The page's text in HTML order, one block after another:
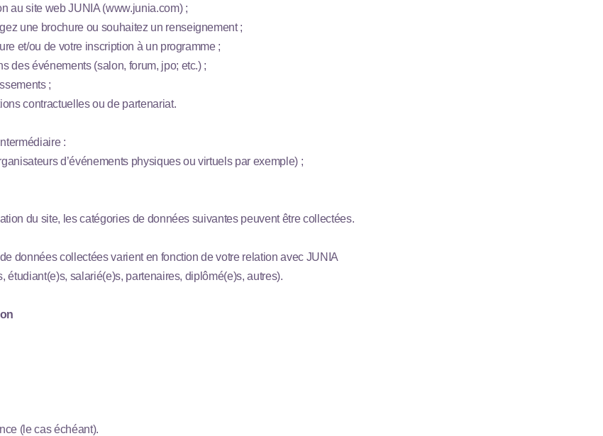
au site web JUNIA (www.junia.com) ;
une brochure ou souhaitez un renseignement ;
et/ou de votre inscription à un programme ;
des événements (salon, forum, jpo; etc.) ;
;
contractuelles ou de partenariat.
:
d’événements physiques ou virtuels par exemple) ;
du site, les catégories de données suivantes peuvent être collectées.
données collectées varient en fonction de votre relation avec JUNIA
étudiant(e)s, salarié(e)s, partenaires, diplômé(e)s, autres).
(le cas échéant).